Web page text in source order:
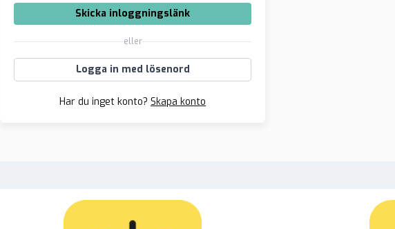
Skicka inloggningslänk
eller
Logga in med lösenord
Har du inget konto? Skapa konto